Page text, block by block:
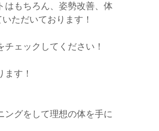
はもちろん、姿勢改善、体
ただいております！
ェックしてください！
す！
ングをして理想の体を手に